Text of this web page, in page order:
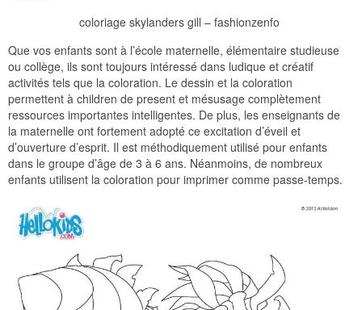
coloriage skylanders gill – fashionzenfo
Que vos enfants sont à l’école maternelle, élémentaire studieuse
ou collège, ils sont toujours intéressé dans ludique et créatif
activités tels que la coloration. Le dessin et la coloration
permettent à children de present et mésusage complètement
ressources importantes intelligentes. De plus, les enseignants de
la maternelle ont fortement adopté ce excitation d’éveil et
d’ouverture d’esprit. Il est méthodiquement utilisé pour enfants
dans le groupe d’âge de 3 à 6 ans. Néanmoins, de nombreux
enfants utilisent la coloration pour imprimer comme passe-temps.